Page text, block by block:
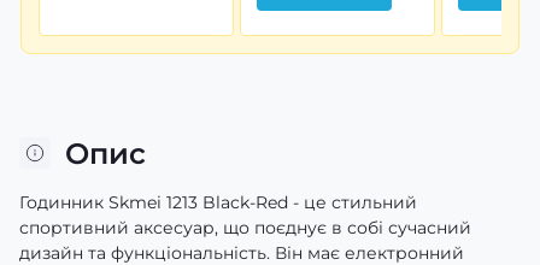
Опис
Годинник Skmei 1213 Black-Red - це стильний
спортивний аксесуар, що поєднує в собі сучасний
дизайн та функціональність. Він має електронний